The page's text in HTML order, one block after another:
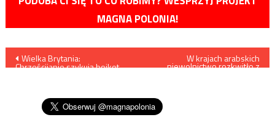
MAGNA POLONIA!
Nawigacja
Wielka Brytania:
Chrześcijanie szykują bojkot
W krajach arabskich
niewolnictwo rozkwitło z